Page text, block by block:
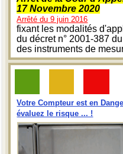
17 Novembre 2020
Arrêté du 9 juin 2016
fixant les modalités
du décret n° 2001-387
des instruments de
Votre Compteur est en
évaluez le risque ... !